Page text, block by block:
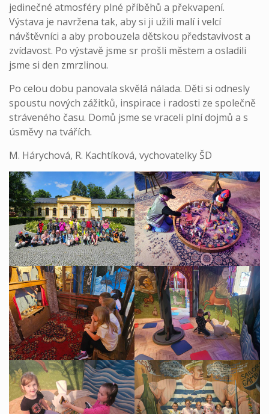
jedinečné atmosféry plné příběhů a překvapení.
Výstava je navržena tak, aby si ji užili malí i velcí
návštěvníci a aby probouzela dětskou představivost a
zvídavost. Po výstavě jsme sr prošli městem a osladili
jsme si den zmrzlinou.
Po celou dobu panovala skvělá nálada. Děti si odnesly
spoustu nových zážitků, inspirace i radosti ze společně
stráveného času. Domů jsme se vraceli plní dojmů a s
úsměvy na tvářích.
M. Hárychová, R. Kachtíková, vychovatelky ŠD